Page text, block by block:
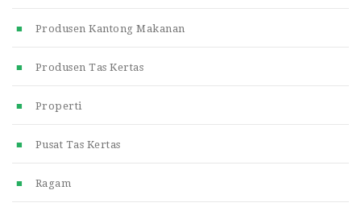
Produsen Kantong Makanan
Produsen Tas Kertas
Properti
Pusat Tas Kertas
Ragam